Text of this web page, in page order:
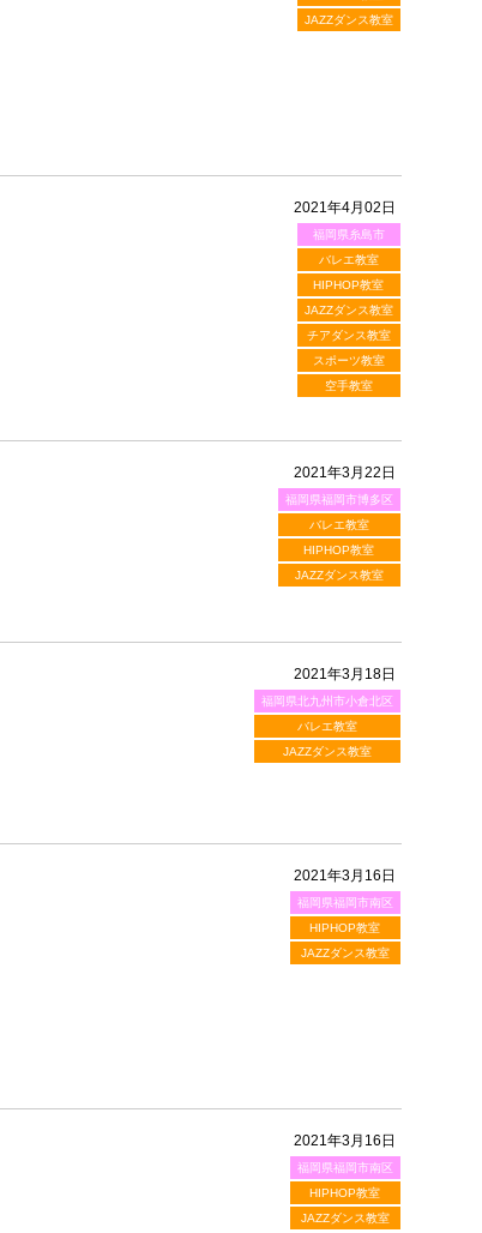
JAZZダンス教室
2021年4月02日
福岡県糸島市
バレエ教室
HIPHOP教室
JAZZダンス教室
チアダンス教室
スポーツ教室
空手教室
2021年3月22日
福岡県福岡市博多区
バレエ教室
HIPHOP教室
JAZZダンス教室
2021年3月18日
福岡県北九州市小倉北区
バレエ教室
JAZZダンス教室
2021年3月16日
福岡県福岡市南区
HIPHOP教室
JAZZダンス教室
2021年3月16日
福岡県福岡市南区
HIPHOP教室
JAZZダンス教室